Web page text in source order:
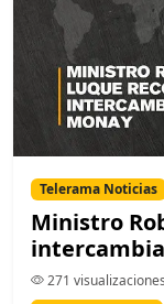
Telerama Noticias
Ministro
271 visualizaciones